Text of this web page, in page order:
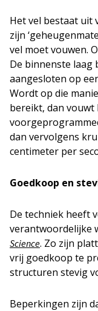
Het vel bestaat uit
zijn
vel moet vouwen.
De binnenste laag
aangesloten op
Wordt op die
bereikt, dan vouwt
dan vervolgens
centimeter per
Goedkoop en
De techniek heeft
verantwoordelijke
Science. Zo zijn
vrij goedkoop te
structuren stevig
Beperkingen zijn